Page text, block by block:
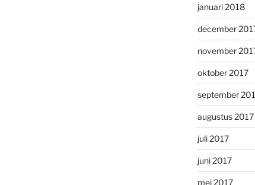
januari 2018
december
november
oktober 2017
september
augustus 2017
juli 2017
juni 2017
mei 2017